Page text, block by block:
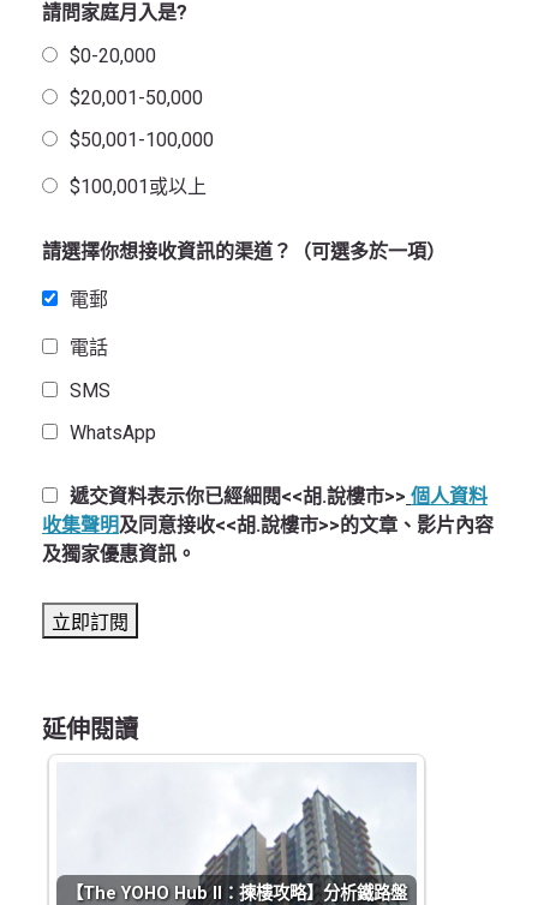
請問家庭月入是?
$0-20,000
$20,001-50,000
$50,001-100,000
$100,001或以上
請選擇你想接收資訊的渠道？（可選多於一項）
電郵
電話
SMS
WhatsApp
遞交資料表示你已經細閱<<胡.說樓市>> 個人資料
收集聲明及同意接收<<胡.說樓市>>的文章、影片內容
及獨家優惠資訊。
延伸閱讀
【The YOHO Hub II：揀樓攻略】分析鐵路盤